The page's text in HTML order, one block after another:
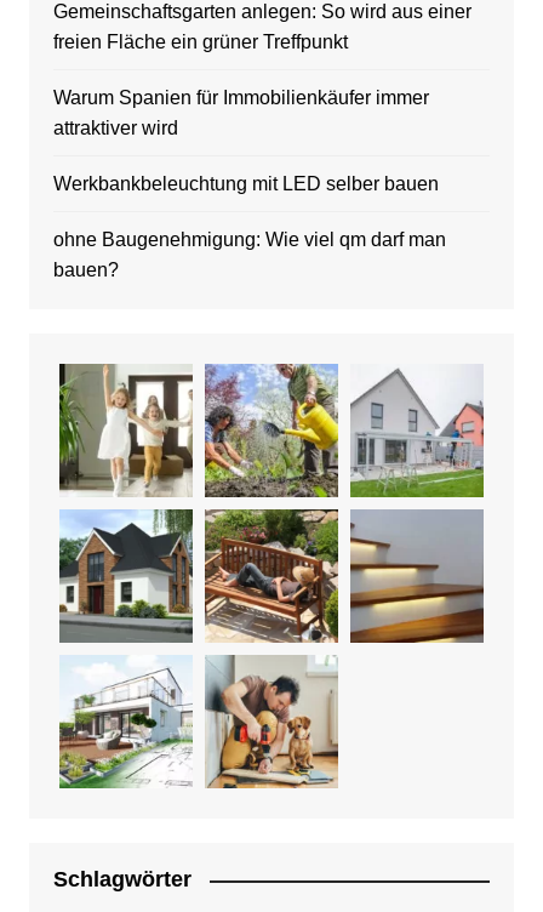
Gemeinschaftsgarten anlegen: So wird aus einer
freien Fläche ein grüner Treffpunkt
Warum Spanien für Immobilienkäufer immer
attraktiver wird
Werkbankbeleuchtung mit LED selber bauen
ohne Baugenehmigung: Wie viel qm darf man
bauen?
Schlagwörter